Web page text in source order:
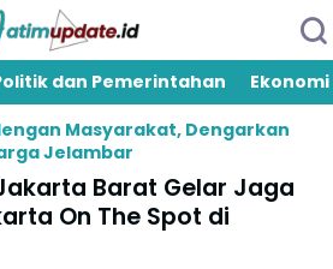
dan Pemerintahan
Ekonomi
Masyarakat, Dengarkan
Jelambar
Barat Gelar Jaga
On The Spot di